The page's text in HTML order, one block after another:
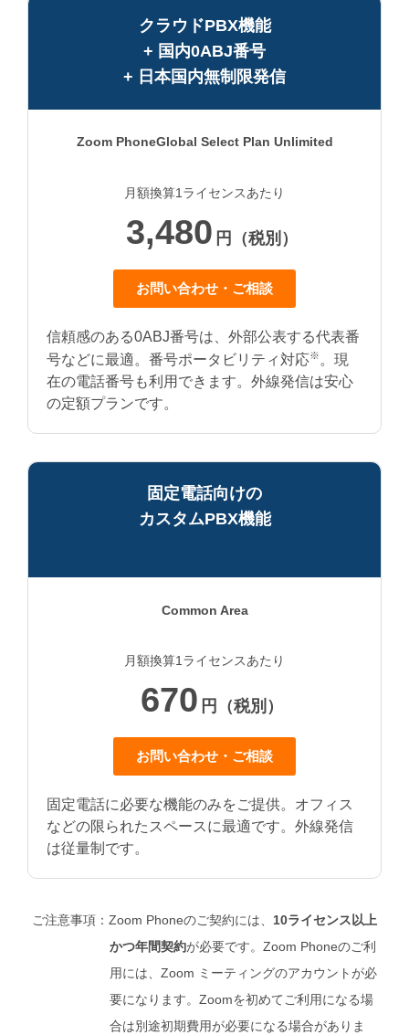
クラウドPBX機能
+ 国内0ABJ番号
+ 日本国内無制限発信
Zoom PhoneGlobal Select Plan Unlimited
月額換算1ライセンスあたり
3,480 円（税別）
お問い合わせ・ご相談
信頼感のある0ABJ番号は、外部公表する代表番
号などに最適。番号ポータビリティ対応※ 。現
在の電話番号も利用できます。外線発信は安心
の定額プランです。
固定電話向けの
カスタムPBX機能
Common Area
月額換算1ライセンスあたり
670 円（税別）
お問い合わせ・ご相談
固定電話に必要な機能のみをご提供。オフィス
などの限られたスペースに最適です。外線発信
は従量制です。
ご注意事項：Zoom Phoneのご契約には、 10ライセンス以上
かつ年間契約が必要です。Zoom Phoneのご利
用には、Zoom ミーティングのアカウントが必
要になります。Zoomを初めてご利用になる場
合は別途初期費用が必要になる場合がありま